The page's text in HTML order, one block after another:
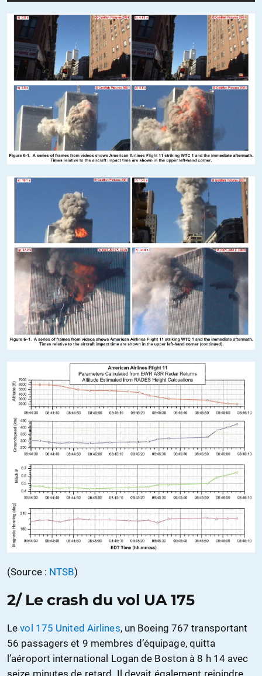
(Source : NTSB)
2/ Le crash du vol UA 175
Levol 175 United Airlines, un Boeing 767 transportant
56 passagers et 9 membres d’équipage, quitta
l’aéroport international Logan de Boston à 8 h 14 avec
seize minutes de retard. Il devait également rejoindre